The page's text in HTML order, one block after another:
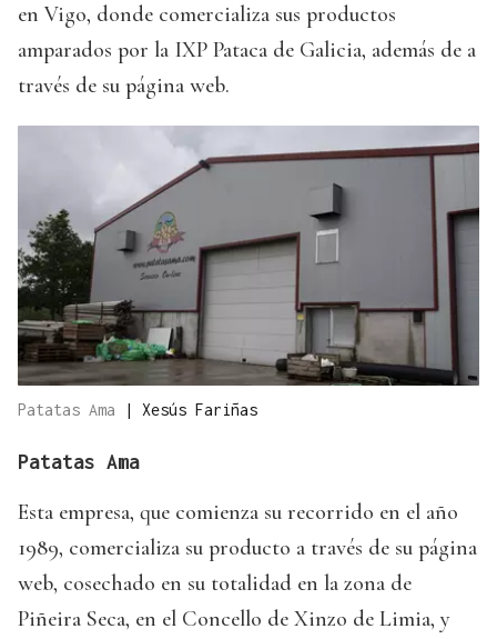
en Vigo, donde comercializa sus productos
amparados por la IXP Pataca de Galicia, además de a
través de su página web.
Patatas Ama | Xesús Fariñas
Patatas Ama
Esta empresa, que comienza su recorrido en el año
1989, comercializa su producto a través de su página
web, cosechado en su totalidad en la zona de
Piñeira Seca, en el Concello de Xinzo de Limia, y